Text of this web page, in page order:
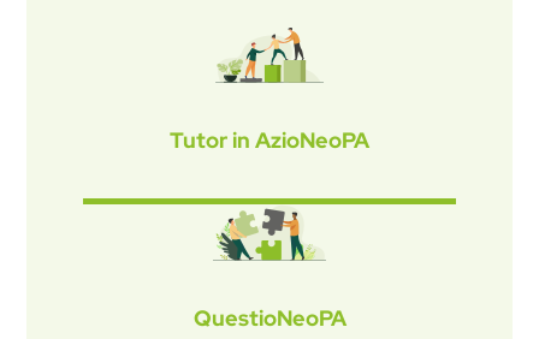
Tutor in AzioNeoPA
QuestioNeoPA